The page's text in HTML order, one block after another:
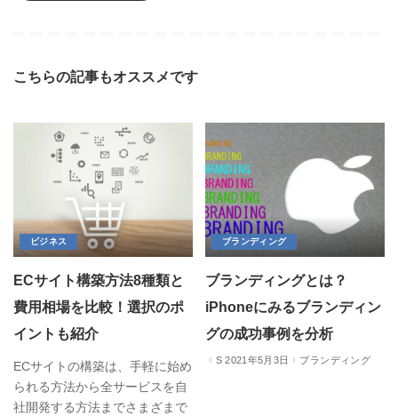
こちらの記事もオススメです
ビジネス
ECサイト構築方法8種類と
費用相場を比較！選択のポ
イントも紹介
ECサイトの構築は、手軽に始め
られる方法から全サービスを自
社開発する方法までさまざまで
ブランディング
ブランディングとは？
iPhoneにみるブランディン
グの成功事例を分析
2021年5月3日 ブランディング